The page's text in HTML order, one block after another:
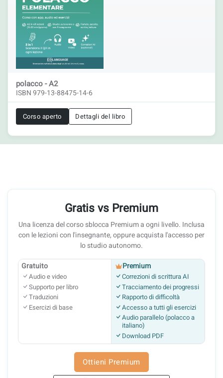
polacco - A2
ISBN 979-13-88475-14-6
Corso aperto Dettagli del libro
Gratis vs Premium
Una licenza del corso sblocca Premium a ogni livello. Inclusa
con le lezioni con l'insegnante, oppure acquista l'accesso per
lo studio autonomo.
Gratuito
Audio e video
Supporto per libro
Traduzioni
Esercizi di base
Premium
Correzioni di scrittura AI
Tracciamento dei progressi
Rapporto di difficoltà
Accesso a tutti gli esercizi
Audio parallelo (polacco a
italiano)
Download PDF
Ottieni Premium